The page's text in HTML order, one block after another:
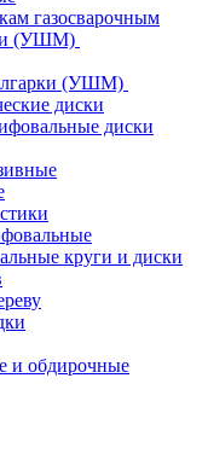
газосварочным
(УШМ)
(УШМ)
диски
диски
круги и диски
и обдирочные